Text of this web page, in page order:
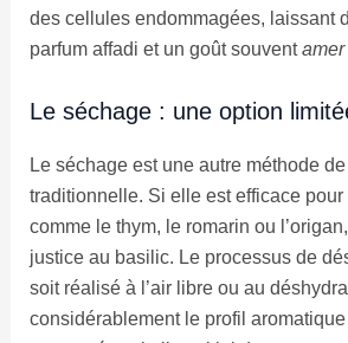
des cellules endommagées, laissant
parfum affadi et un goût souvent
Le séchage : une option
Le séchage est une autre méthode
traditionnelle. Si elle est efficace pour
comme le thym, le romarin ou
justice au basilic. Le processus de
soit réalisé à l’air libre ou au
considérablement le profil